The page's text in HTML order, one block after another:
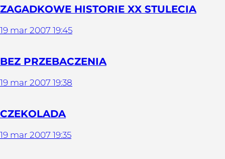
ZAGADKOWE HISTORIE XX STULECIA
19 mar 2007 19:45
BEZ PRZEBACZENIA
19 mar 2007 19:38
CZEKOLADA
19 mar 2007 19:35